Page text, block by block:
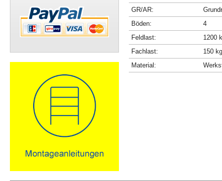
GR/AR:
Böden:
4
Feldlast:
1200
Fachlast:
150 kg
Material: